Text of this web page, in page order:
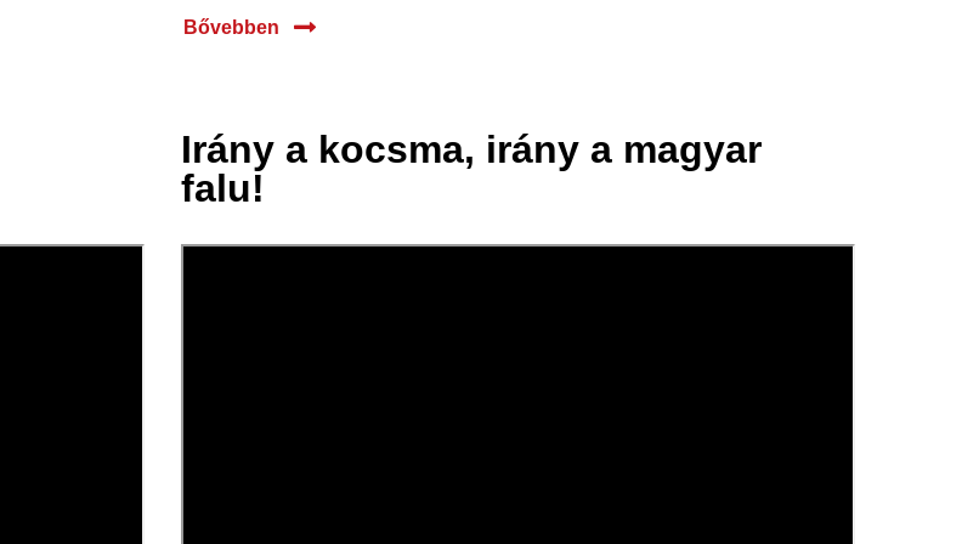
Bővebben
21 márc.
2025
Irány a kocsma, irány a magyar
falu!